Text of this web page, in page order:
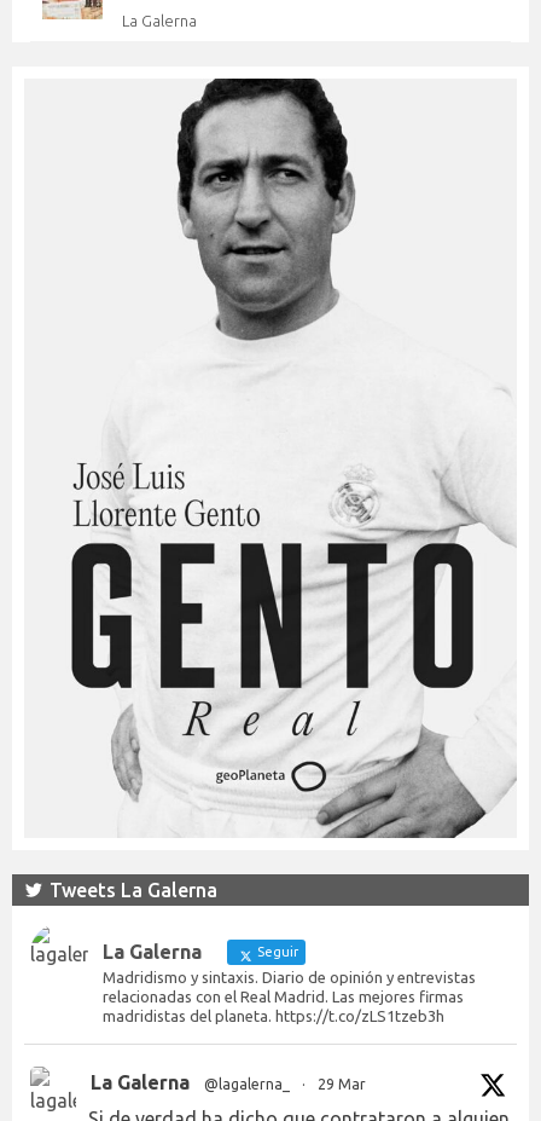
La Galerna
Tweets La Galerna
La Galerna Seguir
Madridismo y sintaxis. Diario de opinión y entrevistas
relacionadas con el Real Madrid. Las mejores firmas
madridistas del planeta. https://t.co/zLS1tzeb3h
La Galerna @lagalerna_ · 29 Mar